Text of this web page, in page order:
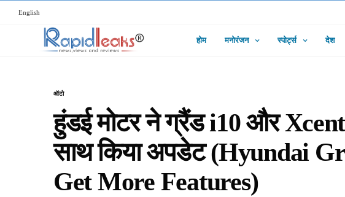
English
होम मनोरंजन स्पोर्ट्स देश
ऑटो
हुंडई मोटर ने ग्रैंड i10 और
साथ किया अपडेट (Hyundai
Get More Features)